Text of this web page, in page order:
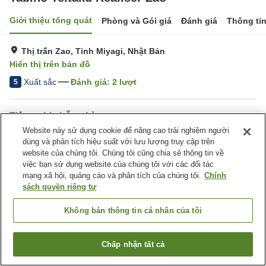
Giới thiệu tổng quát Phòng và Gói giá Đánh giá Thông
Thị trấn Zao, Tỉnh Miyagi, Nhật Bản
Hiển thị trên bản đồ
5 Xuất sắc Đánh giá: 2 lượt
Tiện nghi chỗ nghỉ
Bãi đỗ xe
Trang chủ Nhật Bản Tỉnh Miyagi
Thị trấn Zao
Tabino Teitaku Realiser Zao
Tìm phòng trống
Website này sử dụng cookie để nâng cao trải nghiệm người
dùng và phân tích hiệu suất với lưu lượng truy cập trên
website của chúng tôi. Chúng tôi cũng chia sẻ thông tin về
việc bạn sử dụng website của chúng tôi với các đối tác
mạng xã hội, quảng cáo và phân tích của chúng tôi. Chính
sách quyền riêng tư
Không bán thông tin cá nhân của tôi
Chấp nhận tất cả